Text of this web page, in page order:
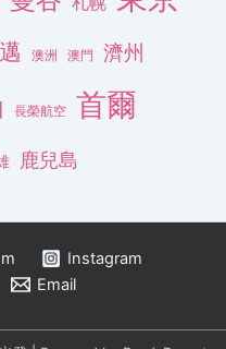
澳洲 澳門 濟州
長榮航空 首爾
鹿兒島
Instagram
Email